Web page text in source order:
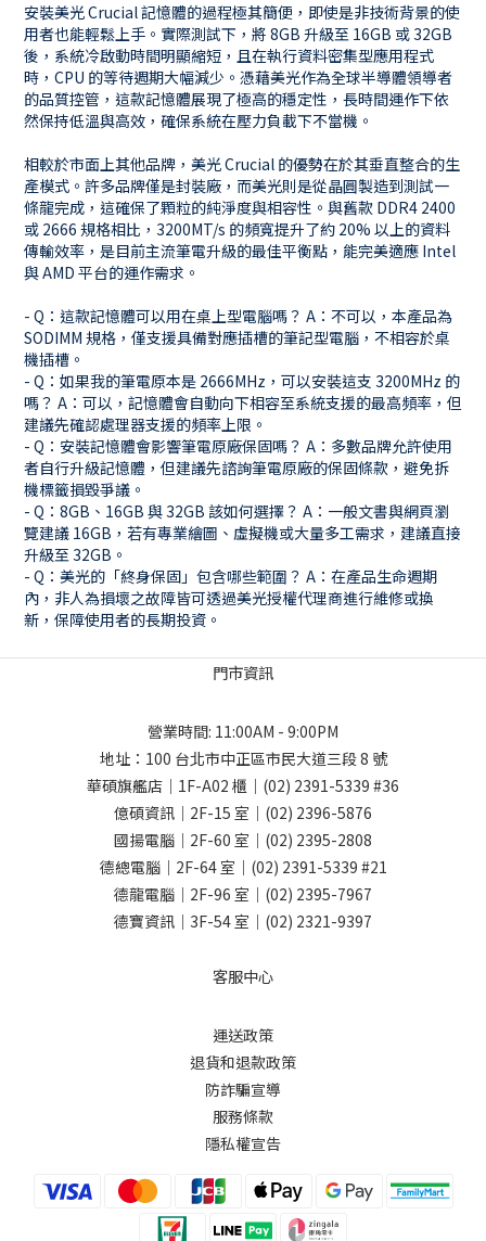
安裝美光 Crucial 記憶體的過程極其簡便，即使是非技術背景的使
用者也能輕鬆上手。實際測試下，將 8GB 升級至 16GB 或 32GB
後，系統冷啟動時間明顯縮短，且在執行資料密集型應用程式
時，CPU 的等待週期大幅減少。憑藉美光作為全球半導體領導者
的品質控管，這款記憶體展現了極高的穩定性，長時間運作下依
然保持低溫與高效，確保系統在壓力負載下不當機。
相較於市面上其他品牌，美光 Crucial 的優勢在於其垂直整合的生
產模式。許多品牌僅是封裝廠，而美光則是從晶圓製造到測試一
條龍完成，這確保了顆粒的純淨度與相容性。與舊款 DDR4 2400
或 2666 規格相比，3200MT/s 的頻寬提升了約 20% 以上的資料
傳輸效率，是目前主流筆電升級的最佳平衡點，能完美適應 Intel
與 AMD 平台的運作需求。
- Q：這款記憶體可以用在桌上型電腦嗎？ A：不可以，本產品為
SODIMM 規格，僅支援具備對應插槽的筆記型電腦，不相容於桌
機插槽。
- Q：如果我的筆電原本是 2666MHz，可以安裝這支 3200MHz 的
嗎？ A：可以，記憶體會自動向下相容至系統支援的最高頻率，但
建議先確認處理器支援的頻率上限。
- Q：安裝記憶體會影響筆電原廠保固嗎？ A：多數品牌允許使用
者自行升級記憶體，但建議先諮詢筆電原廠的保固條款，避免拆
機標籤損毀爭議。
- Q：8GB、16GB 與 32GB 該如何選擇？ A：一般文書與網頁瀏
覽建議 16GB，若有專業繪圖、虛擬機或大量多工需求，建議直接
升級至 32GB。
- Q：美光的「終身保固」包含哪些範圍？ A：在產品生命週期
內，非人為損壞之故障皆可透過美光授權代理商進行維修或換
新，保障使用者的長期投資。
門市資訊
營業時間: 11:00AM - 9:00PM
地址： 100 台北市中正區市民大道三段 8 號
華碩旗艦店｜1F-A02 櫃｜ (02) 2391-5339 #36
億碩資訊｜2F-15 室｜ (02) 2396-5876
國揚電腦｜2F-60 室｜ (02) 2395-2808
德總電腦｜2F-64 室｜ (02) 2391-5339 #21
德龍電腦｜2F-96 室｜ (02) 2395-7967
德寶資訊｜3F-54 室｜ (02) 2321-9397
客服中心
運送政策
退貨和退款政策
防詐騙宣導
服務條款
隱私權宣告